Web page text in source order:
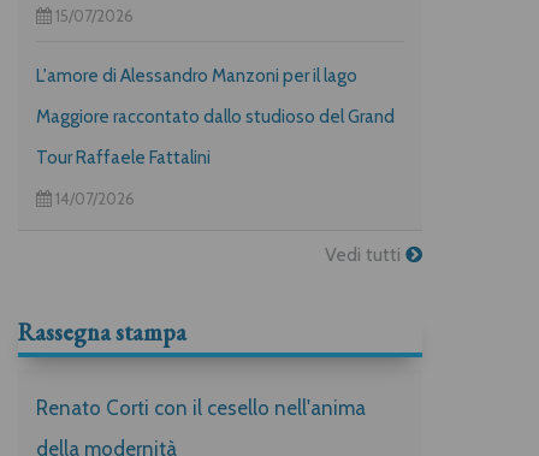
15/07/2026
L'amore di Alessandro Manzoni per il lago
Maggiore raccontato dallo studioso del Grand
Tour Raffaele Fattalini
14/07/2026
Vedi tutti
Rassegna stampa
Renato Corti con il cesello nell'anima
della modernità